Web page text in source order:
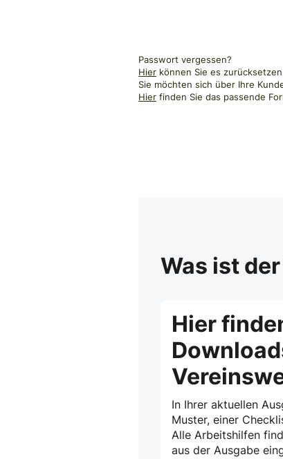
Passwort vergessen?
Hier können Sie es
Sie möchten sich über Ihre
Hier finden Sie das passende
Was ist
Hier
In Ihrer aktuellen
Muster, einer
Alle Arbeitshilfen
aus der Ausgabe